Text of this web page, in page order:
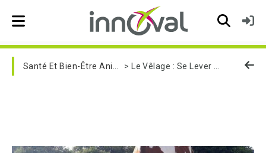
Skip to main navigation
Le Vêlage : Se Lever À Bon Escient Et Limiter La Perte Des Veaux